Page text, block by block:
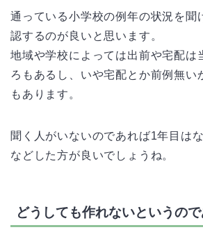
通っている小学校の例年の状況を聞
認するのが良いと思います。
地域や学校によっては出前や宅配は
ろもあるし、いや宅配とか前例無い
もあります。
聞く人がいないのであれば1年目は
などした方が良いでしょうね。
どうしても作れないというの